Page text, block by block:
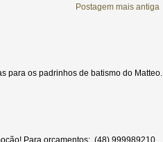
Postagem mais antiga
para os padrinhos de batismo do Matteo.
Para orçamentos: (48) 999989210